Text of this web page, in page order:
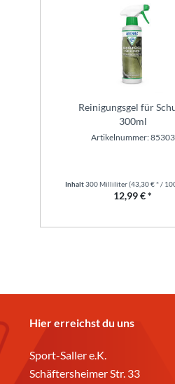
Reinigungsgel für
300ml
Artikelnummer: 85303
Inhalt300 Milliliter(43,30 € * / 1000
12,99 € *
Hier erreichst du uns
Sport-Saller e.K.
Schäftersheimer Str. 33